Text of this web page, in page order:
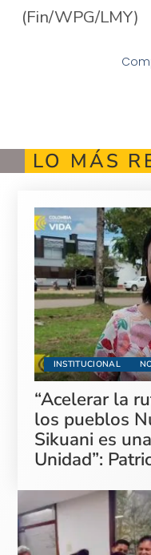
(Fin/WPG/LMY)
LO MÁS
INSTITUCIONAL
“Acelerar la
los pueblos
Sikuani es
Unidad”: